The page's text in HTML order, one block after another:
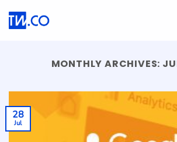
MONTHLY ARCHIVES:
28
Jul